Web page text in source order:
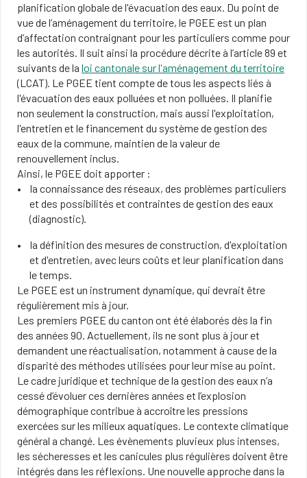
planification globale de l'évacuation des eaux. Du point de
vue de l’aménagement du territoire, le PGEE est un plan
d’affectation contraignant pour les particuliers comme pour
les autorités. Il suit ainsi la procédure décrite à l’article 89 et
suivants de la loi cantonale sur l'aménagement du territoire
(LCAT). Le PGEE tient compte de tous les aspects liés à
l'évacuation des eaux polluées et non polluées. Il planifie
non seulement la construction, mais aussi l'exploitation,
l'entretien et le financement du système de gestion des
eaux de la commune, maintien de la valeur de
renouvellement inclus.
Ainsi, le PGEE doit apporter :
la connaissance des réseaux, des problèmes particuliers
et des possibilités et contraintes de gestion des eaux
(diagnostic).
la définition des mesures de construction, d'exploitation
et d'entretien, avec leurs coûts et leur planification dans
le temps.
Le PGEE est un instrument dynamique, qui devrait être
régulièrement mis à jour.
Les premiers PGEE du canton ont été élaborés dès la fin
des années 90. Actuellement, ils ne sont plus à jour et
demandent une réactualisation, notamment à cause de la
disparité des méthodes utilisées pour leur mise au point.
Le cadre juridique et technique de la gestion des eaux n’a
cessé d’évoluer ces dernières années et l’explosion
démographique contribue à accroître les pressions
exercées sur les milieux aquatiques. Le contexte climatique
général a changé. Les évènements pluvieux plus intenses,
les sécheresses et les canicules plus régulières doivent être
intégrés dans les réflexions. Une nouvelle approche dans la